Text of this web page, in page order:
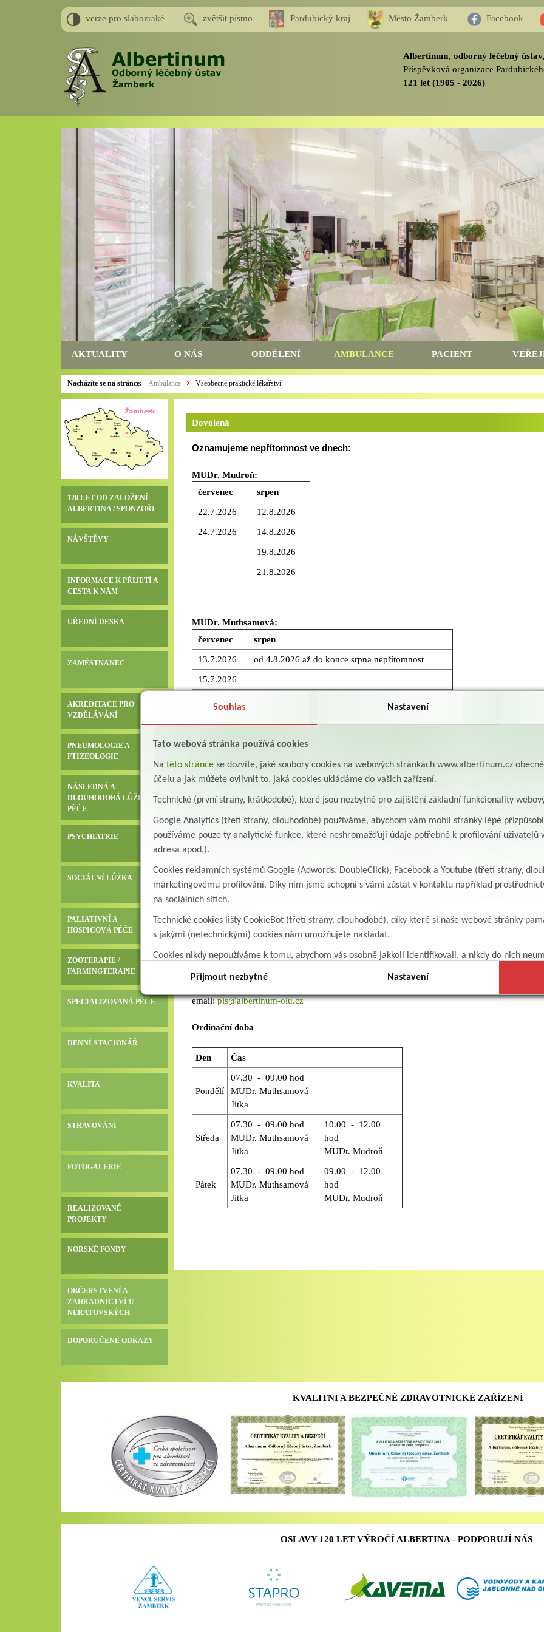
verze pro slabozraké zvětšit písmo Pardubický kraj Město Žamberk Facebook
Albertinum, odborný léčebný
Příspěvková organizace
121 let (1905 - 2026)
AKTUALITY O NÁS ODDĚLENÍ AMBULANCE PACIENT
Nacházíte se na stránce: Ambulance Všeobecné praktické lékařství
120 LET OD ZALOŽENÍ
ALBERTINA / SPONZOŘI
NÁVŠTĚVY
INFORMACE K PŘIJETÍ A
CESTA K NÁM
ÚŘEDNÍ DESKA
ZAMĚSTNANEC
AKREDITACE PRO
VZDĚLÁVÁNÍ
PNEUMOLOGIE A
FTIZEOLOGIE
NÁSLEDNÁ A
DLOUHODOBÁ LŮŽKOVÁ
PÉČE
PSYCHIATRIE
SOCIÁLNÍ LŮŽKA
PALIATIVNÍ A
HOSPICOVÁ PÉČE
ZOOTERAPIE /
FARMINGTERAPIE
SPECIALIZOVANÁ PÉČE
DENNÍ STACIONÁŘ
KVALITA
STRAVOVÁNÍ
FOTOGALERIE
REALIZOVANÉ
PROJEKTY
NORSKÉ FONDY
OBČERSTVENÍ A
ZAHRADNICTVÍ U
NERATOVSKÝCH
DOPORUČENÉ ODKAZY
Dovolená
Oznamujeme nepřítomnost ve dnech:
MUDr. Mudroň:
červenec
srpen
22.7.2026 12.8.2026
24.7.2026 14.8.2026
19.8.2026
21.8.2026
MUDr. Muthsamová:
červenec
srpen
13.7.2026 od 4.8.2026 až do konce srpna nepřítomnost
15.7.2026
Děkujeme za pochopení.
Ambulance praktického lékaře je umístěna v budově spojující administrativní budovu a
Má samostatný nájezd pro handicapované.
Komu je určena:
V této ambulanci ošetřujeme registrované pacienty a pro zaměstnance OLÚ Albertina
provádíme pracovně-lékařské služby.
Prováděná vyšetření:
Ošetřujeme registrované pacienty v celém rozsahu péče praktického lékaře. Výhodou je RTG
Kontakt pro objednání a informace:
email:pls@albertinum-olu.cz
Ordinační doba
Den Čas
Pondělí
07.30 - 09.00 hod
MUDr. Muthsamová
Jitka
Středa
07.30 - 09.00 hod
MUDr. Muthsamová
Jitka
10.00 - 12.00
hod
MUDr. Mudroň
Pátek
07.30 - 09.00 hod
MUDr. Muthsamová
Jitka
09.00 - 12.00
hod
MUDr. Mudroň
KVALITNÍ A BEZPEČNÉ ZDRAVOTNICKÉ ZAŘÍZENÍ
OSLAVY 120 LET VÝROČÍ ALBERTINA - PODPORUJÍ NÁS
Souhlas Nastavení
Tato webová stránka používá cookies
Na této stránce se dozvíte, jaké soubory cookies na webových stránkách www.albertinum.cz
účelu a jak můžete ovlivnit to, jaká cookies ukládáme do vašich zařízení.
Technické (první strany, krátkodobé), které jsou nezbytné pro zajištění základní funkcionality
Google Analytics (třetí strany, dlouhodobé) používáme, abychom vám mohli stránky lépe
používáme pouze ty analytické funkce, které neshromažďují údaje potřebné k profilování uživatelů
adresa apod.).
Cookies reklamních systémů Google (Adwords, DoubleClick), Facebook a Youtube (třetí strany,
marketingovému profilování. Díky nim jsme schopni s vámi zůstat v kontaktu například
na sociálních sítích.
Technické cookies lišty CookieBot (třetí strany, dlouhodobé), díky které si naše webové stránky
s jakými (netechnickými) cookies nám umožňujete nakládat.
Cookies nikdy nepoužíváme k tomu, abychom vás osobně jakkoli identifikovali, a nikdy do nich
Přijmout nezbytné Nastavení